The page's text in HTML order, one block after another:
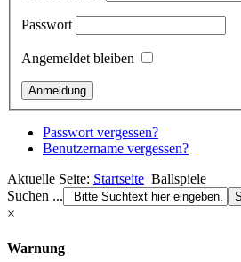
Passwort
Angemeldet bleiben
Passwort vergessen?
Benutzername vergessen?
Aktuelle Seite: Startseite Ballspiele
Suchen ...
×
Warnung